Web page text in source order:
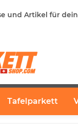
und Artikel für
Tafelparkett